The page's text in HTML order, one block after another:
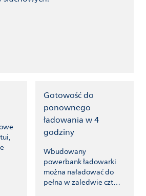
Gotowość do
ponownego
ładowania w 4
godziny
Wbudowany
powerbank ładowarki
można naładować do
pełna w zaledwie cztery